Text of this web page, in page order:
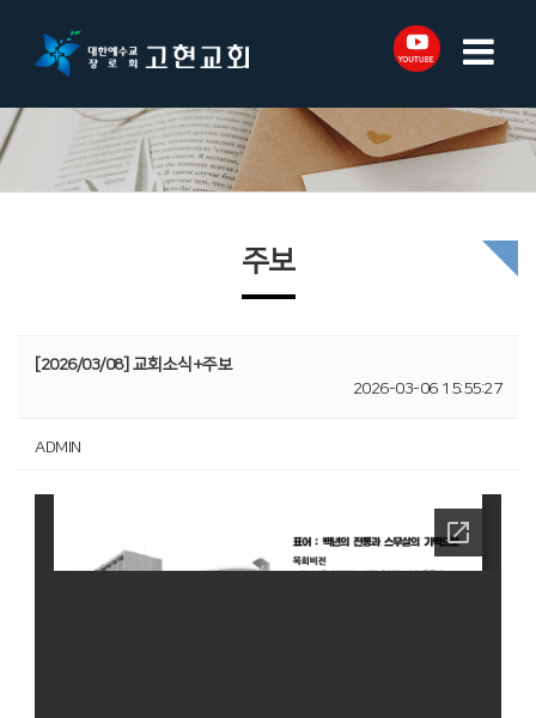
주보
[2026/03/08] 교회소식+주보
2026-03-06 15:55:27
ADMIN